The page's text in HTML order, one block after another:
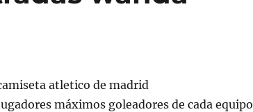
máximos goleadores de cada equipo